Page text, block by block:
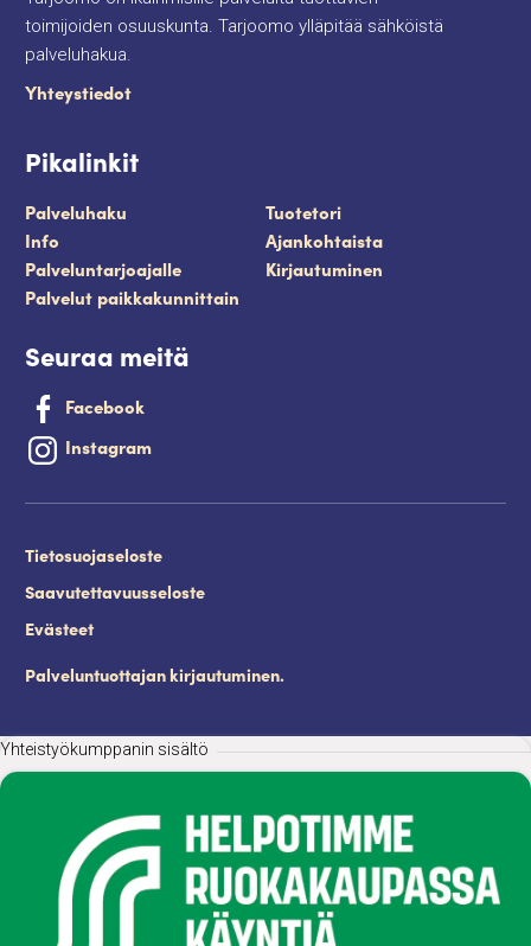
toimijoiden osuuskunta. Tarjoomo ylläpitää sähköistä
palveluhakua.
Yhteystiedot
Pikalinkit
Palveluhaku
Tuotetori
Info
Ajankohtaista
Palveluntarjoajalle
Kirjautuminen
Palvelut paikkakunnittain
Seuraa meitä
Facebook
Instagram
Tietosuojaseloste
Saavutettavuusseloste
Evästeet
Palveluntuottajan kirjautuminen.
Yhteistyökumppanin sisältö